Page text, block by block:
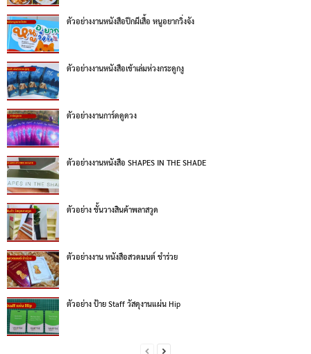
ตัวอย่างงานหนังสือปีกผีเสื้อ หนูอยากวิ่งจัง
ตัวอย่างงานหนังสือเข้าเล่มห่วงกระดูกงู
ตัวอย่างงานการ์ดดูดวง
ตัวอย่างงานหนังสือ SHAPES IN THE SHADE
ตัวอย่าง ชั้นวางสินค้าพลาสวูด
ตัวอย่างงาน หนังสือสวดมนต์ ชำร่วย
ตัวอย่าง ป้าย Staff วัสดุงานแผ่น Hip